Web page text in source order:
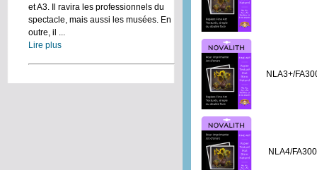
et A3. Il ravira les professionnels du
spectacle, mais aussi les musées. En
outre, il ...
Lire plus
NLA3+/
NLA4/